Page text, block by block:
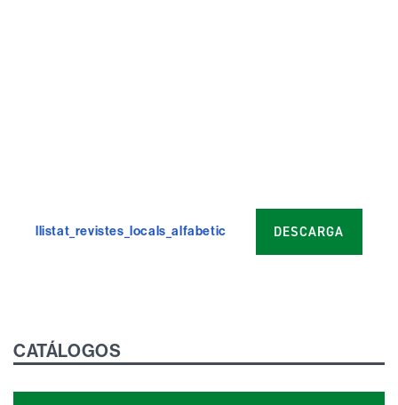
llistat_revistes_locals_alfabetic DESCARGA
CATÁLOGOS